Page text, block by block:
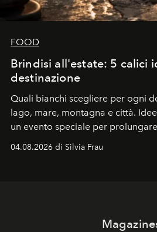
FOOD
Brindisi all'estate: 5 calici
destinazione
Quali bianchi scegliere per ogni
lago, mare, montagna e città.
un evento speciale per
04.08.2026 di Silvia Frau